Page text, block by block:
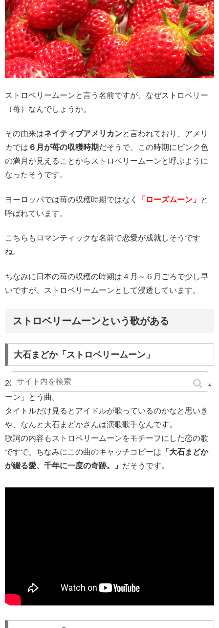
ストロベリームーンと言う名前ですが、なぜストロベリー
（苺）なんでしょうか。
その由来はネイティブアメリカンと言われており、アメリ
カでは ６月が苺の収穫時期だそうで、この時期にピンク色
の満月が見えることからストロベリームーンと呼ぶように
なったそうです。
ヨーロッパでは苺の収穫時期ではなく 「ローズムーン」 と
呼ばれています。
こちらもロマンティックな名前で恋愛が成就しそうです
ね。
ちなみに日本の苺の収穫の時期は４月～６月ごろで少し早
いですが、ストロベリームーンとして浸透しています。
ストロベリームーンという歌がある
大石まどか「ストロベリームーン」
2017/9/20に発売された大石まどかさんの「ストロベリーム
ーン」とう曲。
タイトルだけ見るとアイドルが歌っているのかなと思いき
や、なんと大石まどかさんは演歌歌手なんです。
歌詞の内容もストロベリームーンをモチーフにした恋の歌
ですで、ちなみにこの曲のキャッチコピーは 「大石まどか
が綴る愛、千年に一度の奇跡。」 だそうです。